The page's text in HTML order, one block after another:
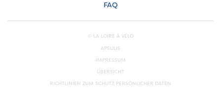
FAQ
© LA LOIRE À VÉLO
APSULIS
IMPRESSUM
ÜBERSICHT
RICHTLINIEN ZUM SCHUTZ PERSÖNLICHER DATEN